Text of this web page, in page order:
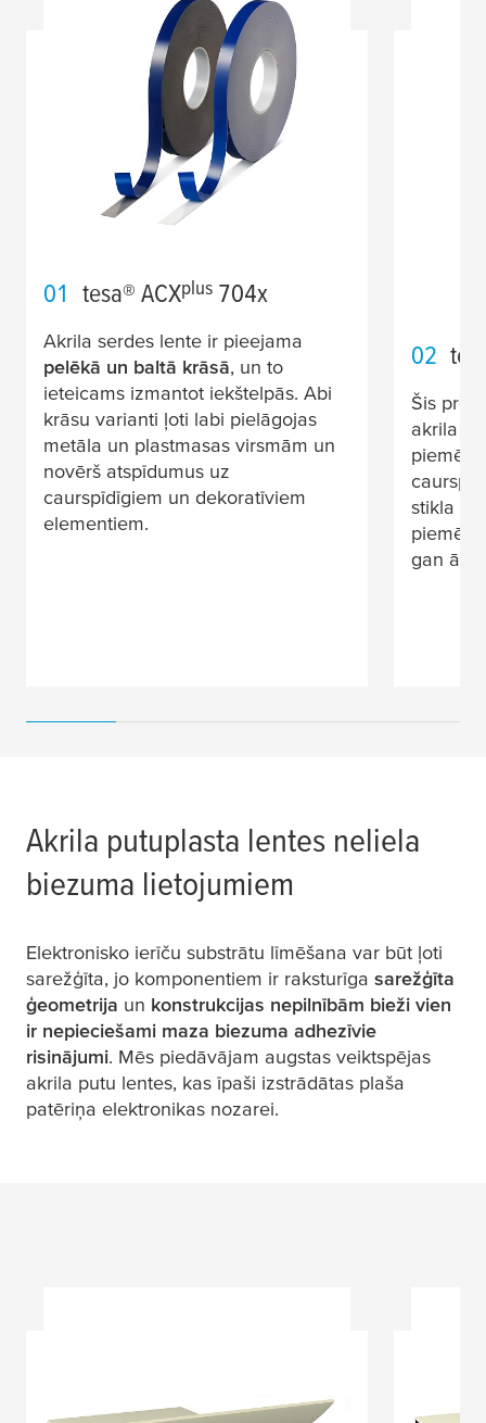
01 tesa® ACXplus 704x
Akrila serdes lente ir pieejama
pelēkā un baltā krāsā, un to
ieteicams izmantot iekštelpās. Abi
krāsu varianti ļoti labi pielāgojas
metāla un plastmasas virsmām un
novērš atspīdumus uz
caurspīdīgiem un dekoratīviem
elementiem.
02
Šis
akrila
stikla
gan
Akrila putuplasta lentes neliela
biezuma lietojumiem
Elektronisko ierīču substrātu līmēšana var būt ļoti
sarežģīta, jo komponentiem ir raksturīga sarežģīta
ģeometrija un konstrukcijas nepilnībām bieži vien
ir nepieciešami maza biezuma adhezīvie
risinājumi. Mēs piedāvājam augstas veiktspējas
akrila putu lentes, kas īpaši izstrādātas plaša
patēriņa elektronikas nozarei.